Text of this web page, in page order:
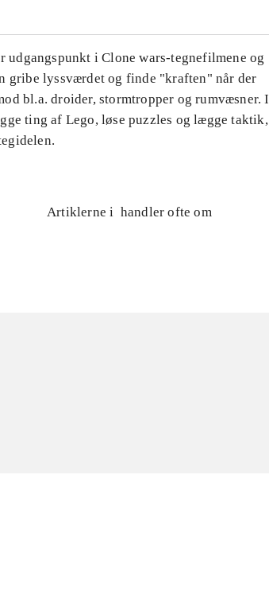
i Clone wars-tegnefilmene og
gribe lyssværdet og finde "kraften" når der
bl.a. droider, stormtropper og rumvæsner. I
ting af Lego, løse puzzles og lægge taktik,
Artiklerne i handler ofte om